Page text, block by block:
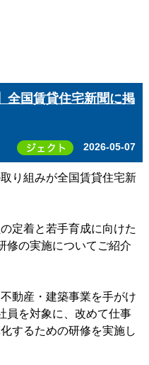
全国賃貸住宅新聞に掲
2026-05-07
り組みが全国賃貸住宅新
定着と若手育成に向けた
修の実施についてご紹介
動産・建築事業を手がけ
員を対象に、改めて仕事
するための研修を実施し